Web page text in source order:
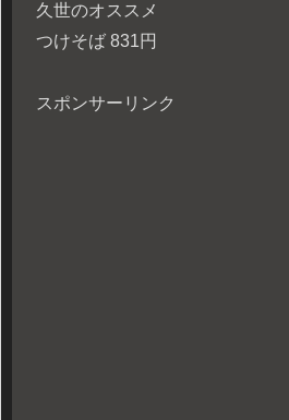
久世のオススメ
つけそば 831円
スポンサーリンク